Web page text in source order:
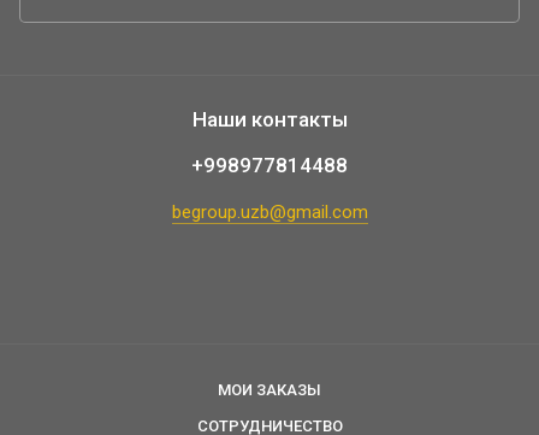
Наши контакты
+998977814488
begroup.uzb@gmail.com
МОИ ЗАКАЗЫ
СОТРУДНИЧЕСТВО